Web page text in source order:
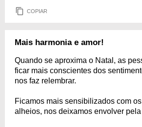
COPIAR
Mais harmonia e amor!
Quando se aproxima o Natal, as
ficar mais conscientes dos
nos faz relembrar.
Ficamos mais sensibilizados com
alheios, nos deixamos envolver